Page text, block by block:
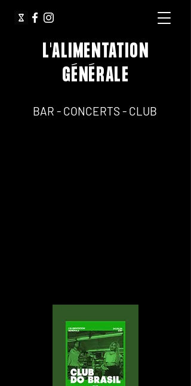
L'ALIMENTATION
GÉNÉRALE
BAR - CONCERTS - CLUB